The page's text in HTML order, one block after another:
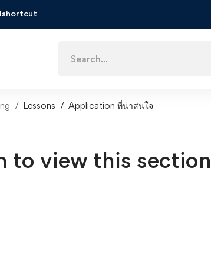
for:
Lessons Application ที่น่าสนใจ
to view this section